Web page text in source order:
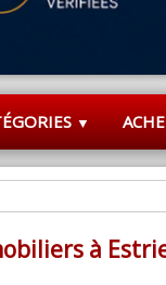
▼
à